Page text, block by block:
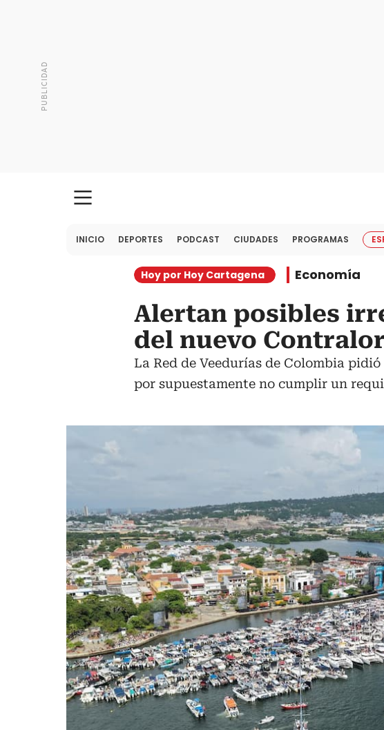
INICIO DEPORTES PODCAST CIUDADES PROGRAMAS
Hoy por Hoy Cartagena Economía
Alertan posibles
del nuevo
La Red de Veedurías de Colombia
por supuestamente no cumplir un